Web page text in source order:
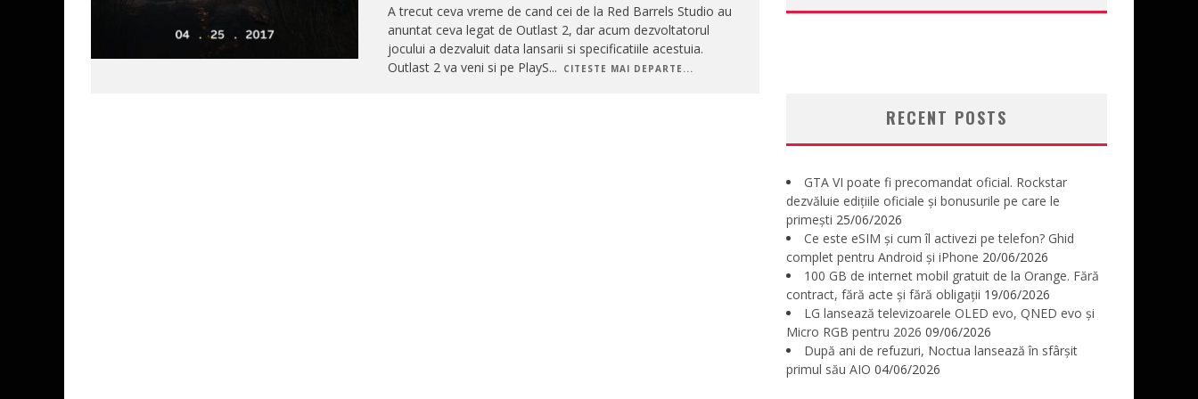
A trecut ceva vreme de cand cei de la Red Barrels Studio au
anuntat ceva legat de Outlast 2, dar acum dezvoltatorul
jocului a dezvaluit data lansarii si specificatiile acestuia.
Outlast 2 va veni si pe PlayS... CITESTE MAI DEPARTE...
RECENT POSTS
GTA VI poate fi precomandat oficial. Rockstar
dezvăluie edițiile oficiale și bonusurile pe care le
primești 25/06/2026
Ce este eSIM și cum îl activezi pe telefon? Ghid
complet pentru Android și iPhone 20/06/2026
100 GB de internet mobil gratuit de la Orange. Fără
contract, fără acte și fără obligații 19/06/2026
LG lansează televizoarele OLED evo, QNED evo și
Micro RGB pentru 2026 09/06/2026
După ani de refuzuri, Noctua lansează în sfârșit
primul său AIO 04/06/2026